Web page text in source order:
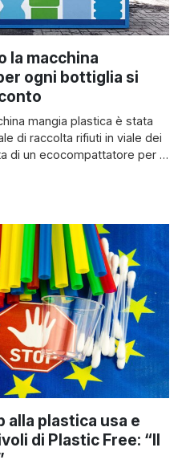
la macchina
ogni bottiglia si
mangia plastica è stata
di raccolta rifiuti in viale dei
di un ecocompattatore per la
Lo scopo è quello di
alla plastica usa e
di Plastic Free: “Il